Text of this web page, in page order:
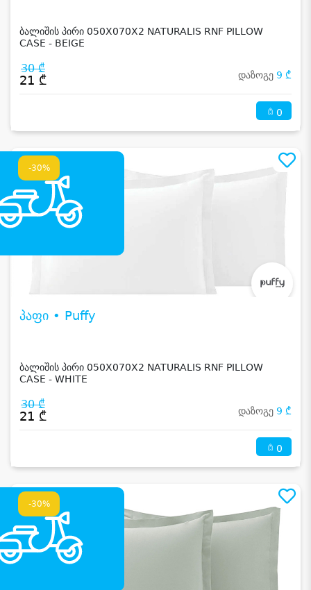
ბალიშის პირი 050X070X2 NATURALIS RNF PILLOW
CASE - BEIGE
30 ₾
21 ₾ დაზოგე 9 ₾
0
-30%
პაფი • Puffy
ბალიშის პირი 050X070X2 NATURALIS RNF PILLOW
CASE - WHITE
30 ₾
21 ₾ დაზოგე 9 ₾
0
-30%